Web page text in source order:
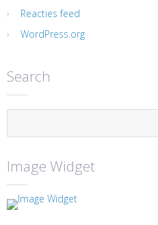
Reacties feed
WordPress.org
Search
Image Widget